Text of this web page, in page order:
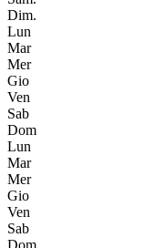
Dim.
Lun
Mar
Mer
Gio
Ven
Sab
Dom
Lun
Mar
Mer
Gio
Ven
Sab
Dom